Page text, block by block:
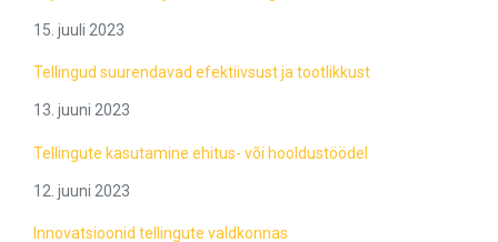
15. juuli 2023
Tellingud suurendavad efektiivsust ja tootlikkust
13. juuni 2023
Tellingute kasutamine ehitus- või hooldustöödel
12. juuni 2023
Innovatsioonid tellingute valdkonnas